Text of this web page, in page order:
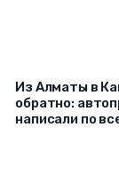
Из Алматы в
обратно:
написали по